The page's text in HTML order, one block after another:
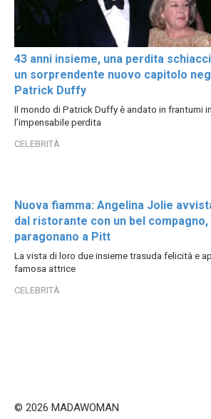
43 anni insieme, una perdita
un sorprendente nuovo capitolo
Patrick Duffy
Il mondo di Patrick Duffy è andato in frantumi
l’impensabile perdita
CELEBRITÀ
Nuova fiamma: Angelina Jolie
dal ristorante con un bel compagno,
paragonano a Pitt
La vista di loro due insieme trasuda felicità e
famosa attrice
CELEBRITÀ
© 2026 MADAWOMAN